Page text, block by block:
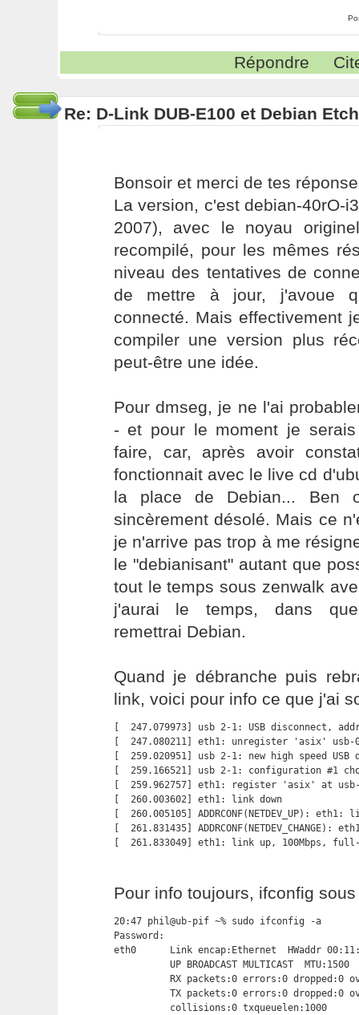
Répondre
Re: D-Link DUB-E100 et Debian Etch
Bonsoir et merci de tes
La version, c'est debian-40rO-
2007), avec le noyau
recompilé, pour les mêmes
niveau des tentatives de
de mettre à jour, j'avoue
connecté. Mais effectivement
compiler une version plus
peut-être une idée.
Pour dmseg, je ne l'ai
- et pour le moment je
faire, car, après avoir
fonctionnait avec le live cd
la place de Debian... Ben
sincèrement désolé. Mais ce
je n'arrive pas trop à me
le "debianisant" autant que
tout le temps sous zenwalk
j'aurai le temps, dans
remettrai Debian.
Quand je débranche puis
link, voici pour info ce que j'ai
[  247.079973] usb 2-1: USB disconnect,
[  247.080211] eth1: unregister 'asix' usb-
[  259.020951] usb 2-1: new high speed
[  259.166521] usb 2-1: configuration #1
[  259.962757] eth1: register 'asix' at usb-
[  260.003602] eth1: link down
[  260.005105] ADDRCONF(NETDEV_UP):
[  261.831435] ADDRCONF(NETDEV_CHANGE):
[  261.833049] eth1: link up, 100Mbps,
Pour info toujours, ifconfig
20:47 phil@ub-pif ~% sudo ifconfig -a
Password:
eth0      Link encap:Ethernet  HWaddr
UP BROADCAST MULTICAST  MTU:1500
RX packets:0 errors:0 dropped:0
TX packets:0 errors:0 dropped:0
          collisions:0 txqueuelen:1000